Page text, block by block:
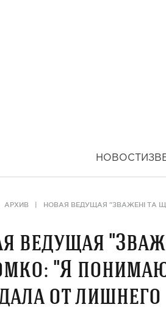
НОВОСТИ
АРХИВ НОВАЯ ВЕДУЩАЯ "ЗВАЖЕНІ ТА
ведущая
"Я
от лишнего